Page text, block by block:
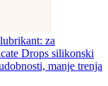
za
Drops silikonski
manje trenja